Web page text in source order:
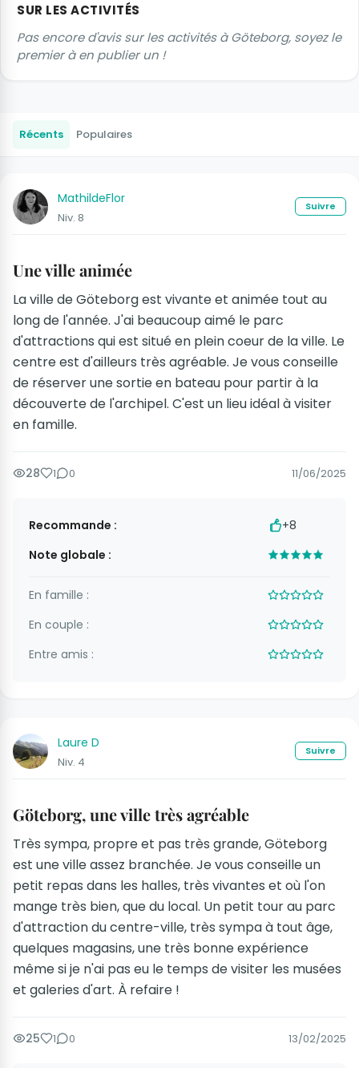
SUR LES ACTIVITÉS
Pas encore d'avis sur les activités à Göteborg, soyez le
premier à en publier un !
Récents Populaires
MathildeFlor
Niv. 8
Suivre
Une ville animée
La ville de Göteborg est vivante et animée tout au
long de l'année. J'ai beaucoup aimé le parc
d'attractions qui est situé en plein coeur de la ville. Le
centre est d'ailleurs très agréable. Je vous conseille
de réserver une sortie en bateau pour partir à la
découverte de l'archipel. C'est un lieu idéal à visiter
en famille.
28 1 0 11/06/2025
Recommande :
+8
Note globale :
En famille :
En couple :
Entre amis :
Laure D
Niv. 4
Suivre
Göteborg, une ville très agréable
Très sympa, propre et pas très grande, Göteborg
est une ville assez branchée. Je vous conseille un
petit repas dans les halles, très vivantes et où l'on
mange très bien, que du local. Un petit tour au parc
d'attraction du centre-ville, très sympa à tout âge,
quelques magasins, une très bonne expérience
même si je n'ai pas eu le temps de visiter les musées
et galeries d'art. À refaire !
25 1 0 13/02/2025